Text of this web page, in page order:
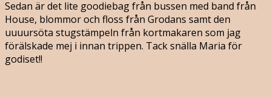
Sedan är det lite goodiebag från bussen med band från
House, blommor och floss från Grodans samt den
uuuursöta stugstämpeln från kortmakaren som jag
förälskade mej i innan trippen. Tack snälla Maria för
godiset!!